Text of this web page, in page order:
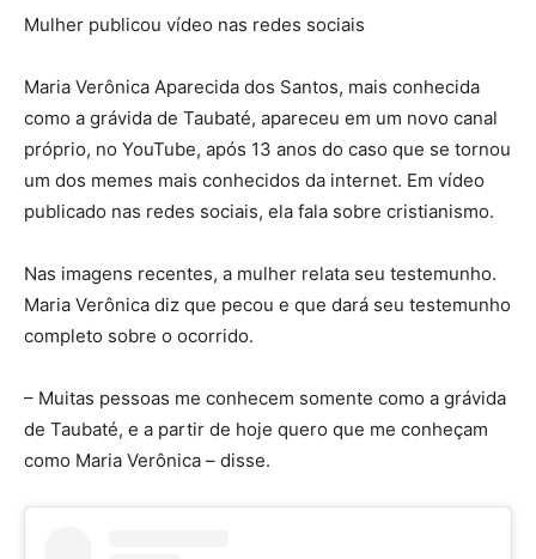
Mulher publicou vídeo nas redes sociais
Maria Verônica Aparecida dos Santos, mais conhecida
como a grávida de Taubaté, apareceu em um novo canal
próprio, no YouTube, após 13 anos do caso que se tornou
um dos memes mais conhecidos da internet. Em vídeo
publicado nas redes sociais, ela fala sobre cristianismo.
Nas imagens recentes, a mulher relata seu testemunho.
Maria Verônica diz que pecou e que dará seu testemunho
completo sobre o ocorrido.
– Muitas pessoas me conhecem somente como a grávida
de Taubaté, e a partir de hoje quero que me conheçam
como Maria Verônica – disse.